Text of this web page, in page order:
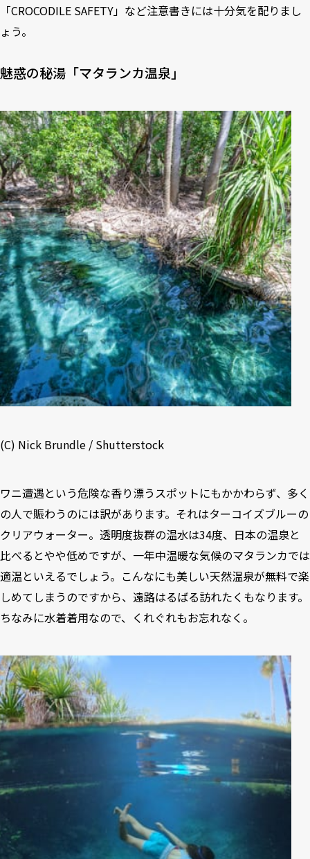
「CROCODILE SAFETY」など注意書きには十分気を配りまし
ょう。
魅惑の秘湯「マタランカ温泉」
(C) Nick Brundle / Shutterstock
ワニ遭遇という危険な香り漂うスポットにもかかわらず、多く
の人で賑わうのには訳があります。それはターコイズブルーの
クリアウォーター。透明度抜群の温水は34度、日本の温泉と
比べるとやや低めですが、一年中温暖な気候のマタランカでは
適温といえるでしょう。こんなにも美しい天然温泉が無料で楽
しめてしまうのですから、遠路はるばる訪れたくもなります。
ちなみに水着着用なので、くれぐれもお忘れなく。